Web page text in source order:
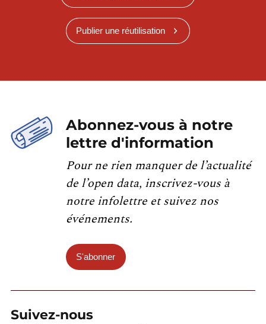
Publier une réutilisation
Abonnez-vous à notre
lettre d'information
Pour ne rien manquer de l’actualité
de l’open data, inscrivez-vous à
notre infolettre et suivez nos
événements.
S'abonner
Suivez-nous